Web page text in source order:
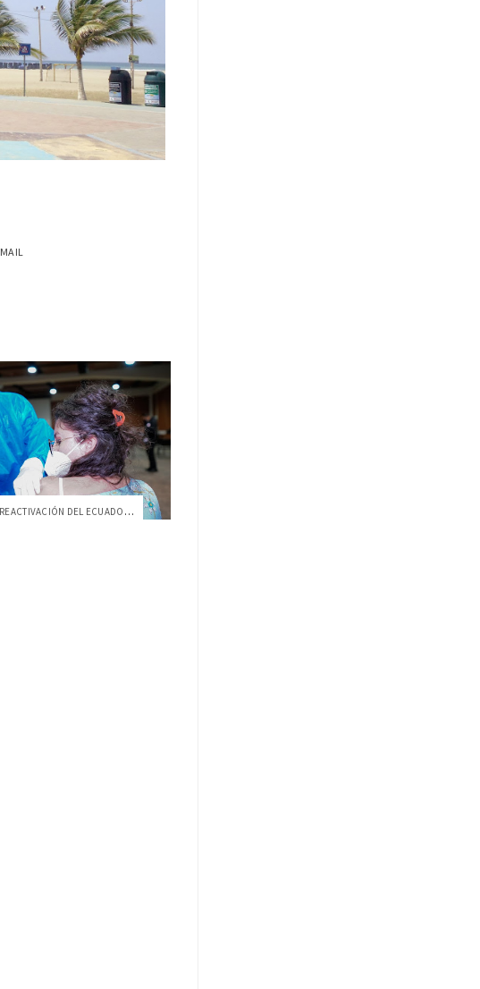
APOYANDO A LA REACTIVACIÓN DEL ECUADOR ...